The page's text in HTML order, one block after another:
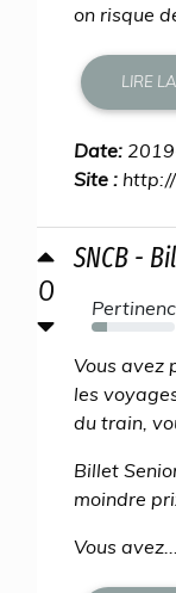
on risque
LIRE
Date:
Site :
0
SNCB -
18%
Vous avez
les
du train,
Billet
moindre
Vous avez...